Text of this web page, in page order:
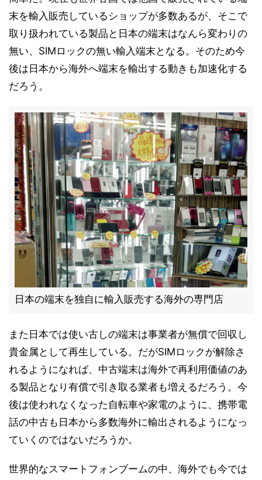
末を輸入販売しているショップが多数あるが、そこで
取り扱われている製品と日本の端末はなんら変わりの
無い、SIMロックの無い輸入端末となる。そのため今
後は日本から海外へ端末を輸出する動きも加速化する
だろう。
日本の端末を独自に輸入販売する海外の専門店
また日本では使い古しの端末は事業者が無償で回収し
貴金属として再生している。だがSIMロックが解除さ
れるようになれば、中古端末は海外で再利用価値のあ
る製品となり有償で引き取る業者も増えるだろう。今
後は使われなくなった自転車や家電のように、携帯電
話の中古も日本から多数海外に輸出されるようになっ
ていくのではないだろうか。
世界的なスマートフォンブームの中、海外でも今では